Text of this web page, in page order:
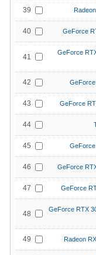
39
40 GeForce
41
GeForce
42
43 GeForce
44
45
46 GeForce
47 GeForce
48
GeForce RTX
49 Radeon